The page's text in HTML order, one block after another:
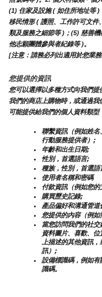
(1) 住家及設施 ( 如住所地址等
移民情形 ( 護照、工作許可文件
類及服務之細節等 )；(5) 慈善
他志願團體參與者紀錄等 )。
[注意：請務必列出適用於您業
您提供的資訊
您可以選擇以多種方式向我們
我們的商店上購物時，或通過
可能提供給我們的個人資料類型
聯繫資訊（例如姓名
行動服務提供者）;
年齡和出生日期;
性別，首選語言;
種族，性別，首選語
使用者名稱和密碼
付款資訊（例如您
購買歷史記錄;
產品偏好和溝通管道
您提供的內容（例
當您訪問我們的社
資料圖片、喜歡、
上描述的其他資訊
訊）;
設備標識碼，例如
識碼。